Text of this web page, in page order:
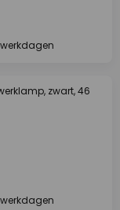
werkdagen
zwart, 46
werkdagen